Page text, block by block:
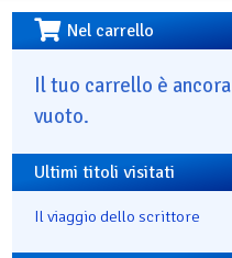
Nel carrello
Il tuo carrello è ancora
vuoto.
Ultimi titoli visitati
Il viaggio dello scrittore